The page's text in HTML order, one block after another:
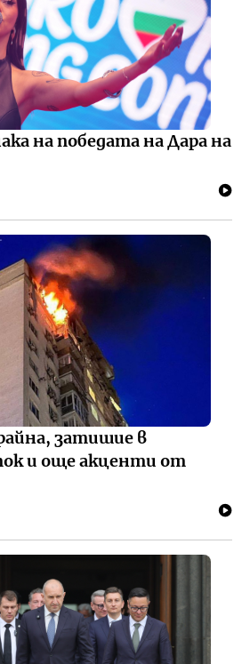
на победата на Дара на
затишие в
и още акценти от